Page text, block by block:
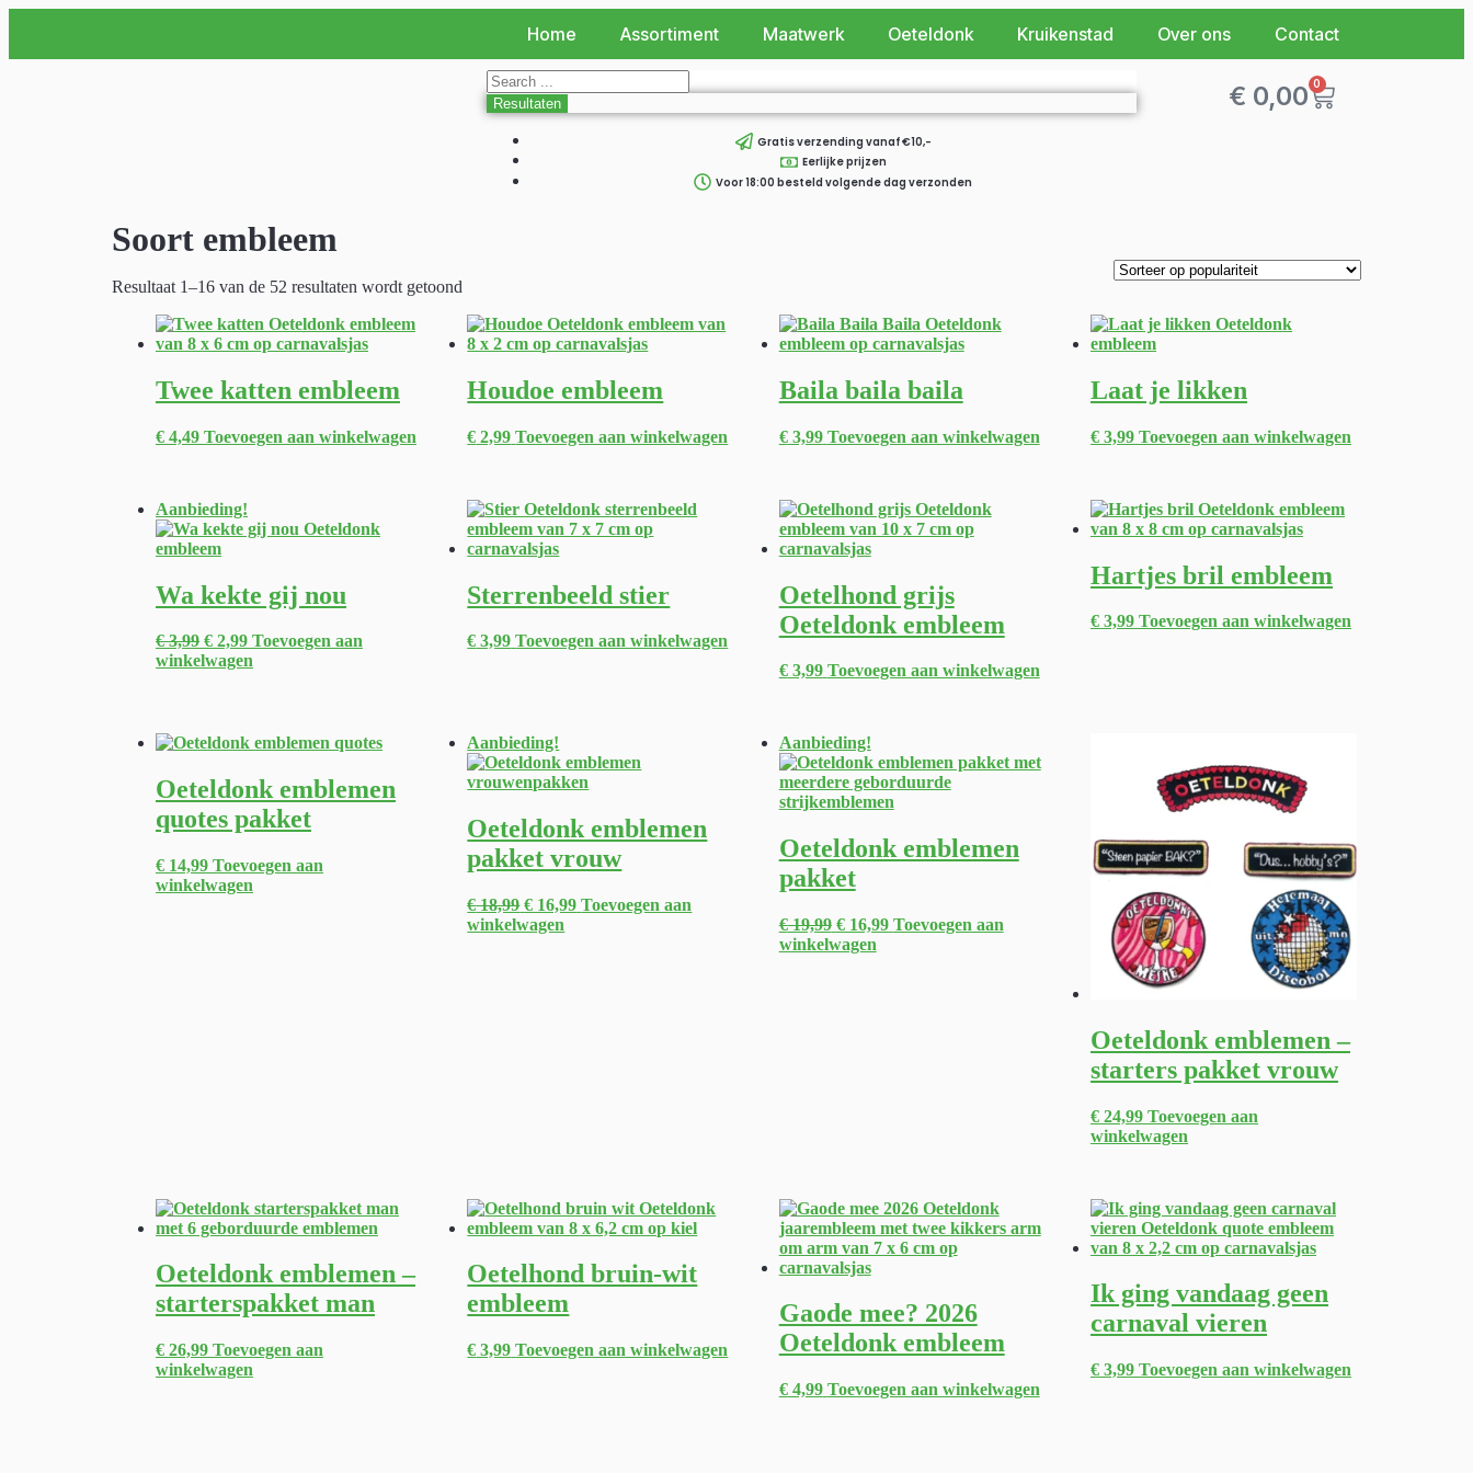
Home Assortiment Maatwerk Oeteldonk Kruikenstad Over ons Contact
Resultaten
Gratis verzending vanaf €10,-
Eerlijke prijzen
Voor 18:00 besteld volgende dag verzonden
€ 0,00 0
Soort embleem
Resultaat 1–16 van de 52 resultaten wordt getoond
Twee katten embleem
€ 4,49 Toevoegen aan winkelwagen
Houdoe embleem
€ 2,99 Toevoegen aan winkelwagen
Baila baila baila
€3,99 Toevoegen aan winkelwagen
Laat je likken
€ 3,99 Toevoegen aan winkelwagen
Aanbieding!
Wa kekte gij nou
€3,99 € 2,99 Toevoegen aan
winkelwagen
Sterrenbeeld stier
€ 3,99 Toevoegen aan winkelwagen
Oetelhond grijs
Oeteldonk embleem
€3,99 Toevoegen aan winkelwagen
Hartjes bril embleem
€ 3,99 Toevoegen aan winkelwagen
Oeteldonk emblemen
quotes pakket
€ 14,99 Toevoegen aan
winkelwagen
Aanbieding!
Oeteldonk emblemen
pakket vrouw
€18,99 € 16,99 Toevoegen aan
winkelwagen
Aanbieding!
Oeteldonk emblemen
pakket
€19,99 €16,99 Toevoegen aan
winkelwagen
Oeteldonk emblemen –
starters pakket vrouw
€ 24,99 Toevoegen aan
winkelwagen
Oeteldonk emblemen –
starterspakket man
€ 26,99 Toevoegen aan
winkelwagen
Oetelhond bruin-wit
embleem
€ 3,99 Toevoegen aan winkelwagen
Gaode mee? 2026
Oeteldonk embleem
€4,99 Toevoegen aan winkelwagen
Ik ging vandaag geen
carnaval vieren
€ 3,99 Toevoegen aan winkelwagen